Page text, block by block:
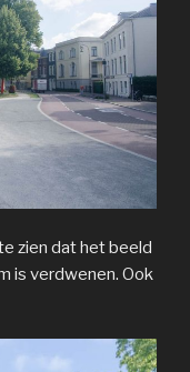
zien dat het beeld
is verdwenen. Ook